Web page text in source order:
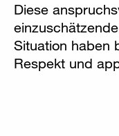
Diese
Situation haben
Respekt und